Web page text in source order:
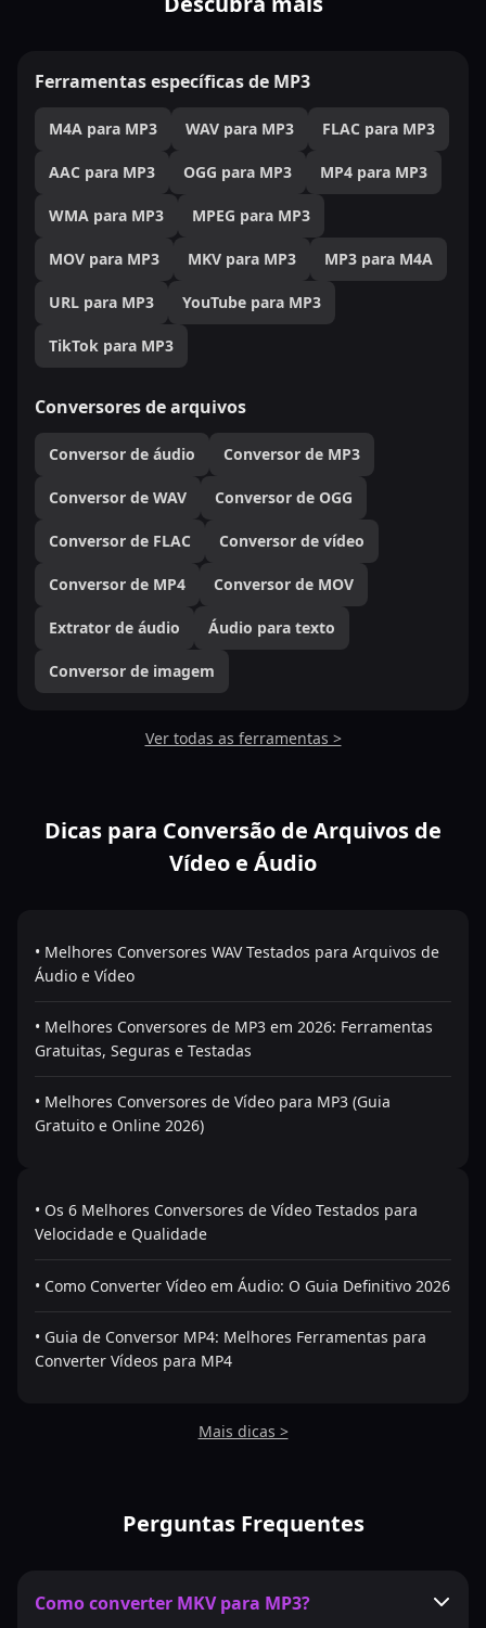
Ferramentas específicas de MP3
M4A para MP3 WAV para MP3 FLAC para MP3
AAC para MP3 OGG para MP3 MP4 para MP3
WMA para MP3 MPEG para MP3
MOV para MP3 MKV para MP3 MP3 para M4A
URL para MP3 YouTube para MP3
TikTok para MP3
Conversores de arquivos
Conversor de áudio Conversor de MP3
Conversor de WAV Conversor de OGG
Conversor de FLAC Conversor de vídeo
Conversor de MP4 Conversor de MOV
Extrator de áudio Áudio para texto
Conversor de imagem
Ver todas as ferramentas >
Dicas para Conversão de Arquivos de
Vídeo e Áudio
• Melhores Conversores WAV Testados para Arquivos de
Áudio e Vídeo
• Melhores Conversores de MP3 em 2026: Ferramentas
Gratuitas, Seguras e Testadas
• Melhores Conversores de Vídeo para MP3 (Guia
Gratuito e Online 2026)
• Os 6 Melhores Conversores de Vídeo Testados para
Velocidade e Qualidade
• Como Converter Vídeo em Áudio: O Guia Definitivo 2026
• Guia de Conversor MP4: Melhores Ferramentas para
Converter Vídeos para MP4
Mais dicas >
Perguntas Frequentes
Como converter MKV para MP3?